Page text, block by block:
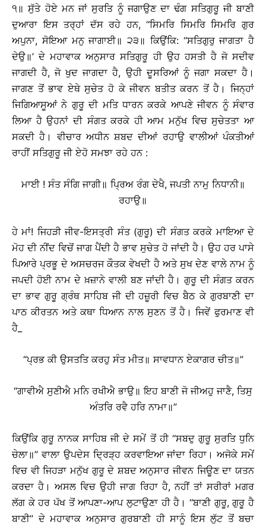
੧॥ ਸੁੱਤੇ ਹੋਏ ਮਨ ਜਾਂ ਸੁਰਤਿ ਨੂੰ ਜਗਾਉਣ ਦਾ ਢੰਗ ਸਤਿਗੁਰੂ ਜੀ ਬਾਣੀ
ਦੁਆਰਾ ਇਸ ਤਰ੍ਹਾਂ ਦੱਸ ਰਹੇ ਹਨ, ‘‘ਸਿਮਰਿ ਸਿਮਰਿ ਸਿਮਰਿ ਗੁਰ
ਅਪੁਨਾ, ਸੋਇਆ ਮਨੁ ਜਾਗਾਈ॥ ੨੩॥ ਕਿਉਂਕਿ: ‘‘ਸਤਿਗੁਰੁ ਜਾਗਤਾ ਹੈ
ਦੇਉ॥’ ਦੇ ਮਹਾਵਾਕ ਅਨੁਸਾਰ ਸਤਿਗੁਰੂ ਹੀ ਉਹ ਹਸਤੀ ਹੈ ਜੋ ਸਦੀਵ
ਜਾਗਦੀ ਹੈ, ਜੋ ਖੁਦ ਜਾਗਦਾ ਹੈ, ਉਹੀ ਦੂਸਰਿਆਂ ਨੂੰ ਜਗਾ ਸਕਦਾ ਹੈ।
ਜਾਗਣ ਤੋਂ ਭਾਵ ਏਥੇ ਸੁਚੇਤ ਹੋ ਕੇ ਜੀਵਨ ਬਤੀਤ ਕਰਨ ਤੋਂ ਹੈ। ਜਿਨ੍ਹਾਂ
ਜਿਗਿਆਸੂਆਂ ਨੇ ਗੁਰੂ ਦੀ ਮਤਿ ਧਾਰਨ ਕਰਕੇ ਆਪਣੇ ਜੀਵਨ ਨੂੰ ਸੰਵਾਰ
ਲਿਆ ਹੈ ਉਹਨਾਂ ਦੀ ਸੰਗਤ ਕਰਕੇ ਹੀ ਆਮ ਮਨੁੱਖ ਵਿਚ ਸੁਚੇਤਤਾ ਆ
ਸਕਦੀ ਹੈ। ਵੀਚਾਰ ਅਧੀਨ ਸ਼ਬਦ ਦੀਆਂ ਰਹਾਉ ਵਾਲੀਆਂ ਪੰਕਤੀਆਂ
ਰਾਹੀਂ ਸਤਿਗੁਰੂ ਜੀ ਏਹੋ ਸਮਝਾ ਰਹੇ ਹਨ :
ਮਾਈ ! ਸੰਤ ਸੰਗਿ ਜਾਗੀ॥ ਪ੍ਰਿਅ ਰੰਗ ਦੇਖੈ, ਜਪਤੀ ਨਾਮੁ ਨਿਧਾਨੀ॥
ਰਹਾਉ॥
ਹੇ ਮਾਂ! ਜਿਹੜੀ ਜੀਵ-ਇਸਤ੍ਰੀ ਸੰਤ (ਗੁਰੂ) ਦੀ ਸੰਗਤ ਕਰਕੇ ਮਾਇਆ ਦੇ
ਮੋਹ ਦੀ ਨੀਂਦ ਵਿਚੋਂ ਜਾਗ ਪੈਂਦੀ ਹੈ ਭਾਵ ਸੁਚੇਤ ਹੋ ਜਾਂਦੀ ਹੈ। ਉਹ ਹਰ ਪਾਸੇ
ਪਿਆਰੇ ਪ੍ਰਭੂ ਦੇ ਅਸਚਰਜ ਕੌਤਕ ਵੇਖਦੀ ਹੈ ਅਤੇ ਸੁਖ ਦੇਣ ਵਾਲੇ ਨਾਮ ਨੂੰ
ਜਪਦੀ ਹੋਈ ਨਾਮ ਦੇ ਖ਼ਜ਼ਾਨੇ ਵਾਲੀ ਬਣ ਜਾਂਦੀ ਹੈ। ਗੁਰੂ ਦੀ ਸੰਗਤ ਕਰਨ
ਦਾ ਭਾਵ ਗੁਰੂ ਗ੍ਰੰਥ ਸਾਹਿਬ ਜੀ ਦੀ ਹਜ਼ੂਰੀ ਵਿਚ ਬੈਠ ਕੇ ਗੁਰਬਾਣੀ ਦਾ
ਪਾਠ ਕੀਰਤਨ ਅਤੇ ਕਥਾ ਧਿਆਨ ਨਾਲ ਸੁਣਨ ਤੋਂ ਹੈ। ਜਿਵੇਂ ਫੁਰਮਾਣ ਵੀ
ਹੈ_
“ਪ੍ਰਭ ਕੀ ਉਸਤਤਿ ਕਰਹੁ ਸੰਤ ਮੀਤ॥ ਸਾਵਧਾਨ ਏਕਾਗਰ ਚੀਤ॥”
“ਗਾਵੀਐ ਸੁਣੀਐ ਮਨਿ ਰਖੀਐ ਭਾਉ॥ ਇਹ ਬਾਣੀ ਜੋ ਜੀਅਹੁ ਜਾਣੈ, ਤਿਸੁ
ਅੰਤਰਿ ਰਵੈ ਹਰਿ ਨਾਮਾ॥”
ਕਿਉਂਕਿ ਗੁਰੂ ਨਾਨਕ ਸਾਹਿਬ ਜੀ ਦੇ ਸਮੇਂ ਤੋਂ ਹੀ ‘‘ਸਬਦੁ ਗੁਰੂ ਸੁਰਤਿ ਧੁਨਿ
ਚੇਲਾ॥’’ ਵਾਲਾ ਉਪਦੇਸ ਦ੍ਰਿੜ੍ਹ ਕਰਵਾਇਆ ਜਾਂਦਾ ਰਿਹਾ। ਅਜੋਕੇ ਸਮੇਂ
ਵਿਚ ਵੀ ਜਿਹੜਾ ਮਨੁੱਖ ਗੁਰੂ ਦੇ ਸ਼ਬਦ ਅਨੁਸਾਰ ਜੀਵਨ ਜਿਊਣ ਦਾ ਯਤਨ
ਕਰਦਾ ਹੈ। ਅਸਲ ਵਿਚ ਉਹੀ ਜਾਗ ਰਿਹਾ ਹੈ, ਨਹੀਂ ਤਾਂ ਸਰੀਰਾਂ ਮਗਰ
ਲੱਗ ਕੇ ਹਰ ਪੱਖ ਤੋਂ ਆਪਣਾ-ਆਪ ਲੁਟਾਉਣਾ ਹੀ ਹੈ। ‘‘ਬਾਣੀ ਗੁਰੂ, ਗੁਰੂ ਹੈ
ਬਾਣੀ’’ ਦੇ ਮਹਾਵਾਕ ਅਨੁਸਾਰ ਗੁਰਬਾਣੀ ਹੀ ਸਾਨੂੰ ਇਸ ਲੁੱਟ ਤੋਂ ਬਚਾ